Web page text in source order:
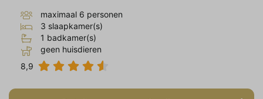
advertenties weergeven die zijn afgestemd
op en relevant zijn voor de individuele
gebruiker. Deze advertenties worden zo
waardevoller voor uitgevers en externe
adverteerders.
maximaal 6 personen
3 slaapkamer(s)
1 badkamer(s)
geen huisdieren
8,9